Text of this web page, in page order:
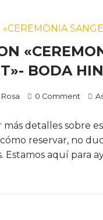
BODA
Rosa 0 Comment
detalles sobre
reservar, no
Estamos aquí para